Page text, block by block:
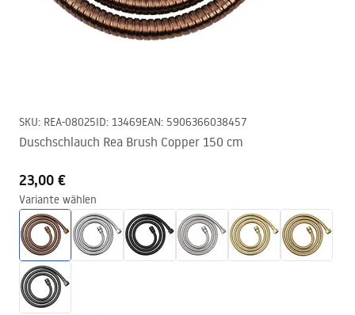
SKU: REA-08025ID: 13469EAN: 5906366038457
Duschschlauch Rea Brush Copper 150 cm
23,00 €
Variante wählen